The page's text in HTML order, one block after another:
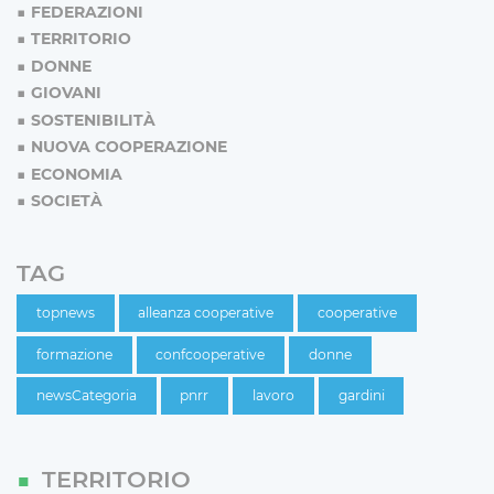
FEDERAZIONI
TERRITORIO
DONNE
GIOVANI
SOSTENIBILITÀ
NUOVA COOPERAZIONE
ECONOMIA
SOCIETÀ
TAG
topnews alleanza cooperative cooperative
formazione confcooperative donne
newsCategoria pnrr lavoro gardini
TERRITORIO